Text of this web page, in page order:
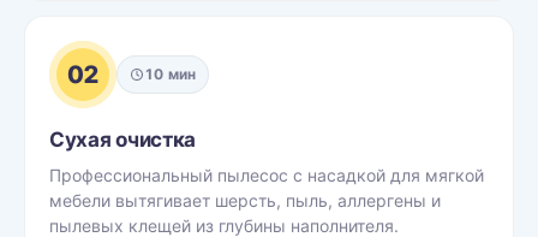
02 10 мин
Сухая очистка
Профессиональный пылесос с насадкой для мягкой
мебели вытягивает шерсть, пыль, аллергены и
пылевых клещей из глубины наполнителя.